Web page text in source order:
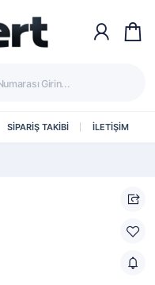
SİPARİŞ TAKİBİ İLETİŞİM